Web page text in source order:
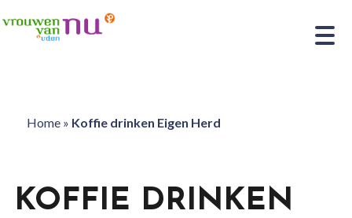
Home» Koffie drinken Eigen Herd
KOFFIE DRINKEN